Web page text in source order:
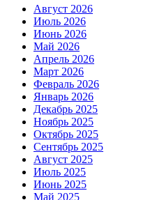
Август 2026
Июль 2026
Июнь 2026
Май 2026
Апрель 2026
Март 2026
Февраль 2026
Январь 2026
Декабрь 2025
Ноябрь 2025
Октябрь 2025
Сентябрь 2025
Август 2025
Июль 2025
Июнь 2025
Май 2025